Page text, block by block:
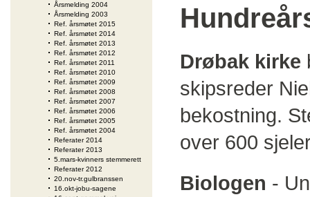
Årsmelding 2004
Årsmelding 2003
Ref. årsmøtet 2015
Ref. årsmøtet 2014
Ref. årsmøtet 2013
Ref. årsmøtet 2012
Ref. årsmøtet 2011
Ref. årsmøtet 2010
Ref. årsmøtet 2009
Ref. årsmøtet 2008
Ref. årsmøtet 2007
Ref. årsmøtet 2006
Ref. årsmøtet 2005
Ref. årsmøtet 2004
Referater 2014
Referater 2013
5.mars-kvinners stemmerett
Referater 2012
20.nov-tr.gulbranssen
16.okt-jobu-sagene
Drøbak kirke
skipsreder
bekostning.
over 600
Biologen -